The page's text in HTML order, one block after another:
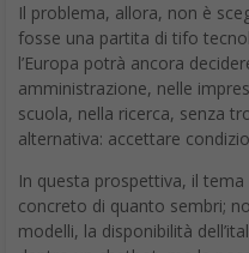
Il problema, allora, non è
fosse una partita di tifo
l’Europa potrà ancora
amministrazione, nelle
scuola, nella ricerca, senza
alternativa: accettare
In questa prospettiva, il tema
concreto di quanto sembri;
modelli, la disponibilità